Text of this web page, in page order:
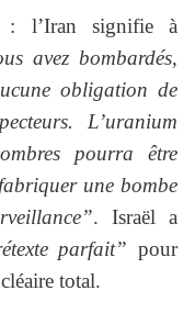
: l’Iran signifie à
avez bombardés,
obligation de
L’uranium
pourra être
une bombe
. Israël a
parfait” pour
total.